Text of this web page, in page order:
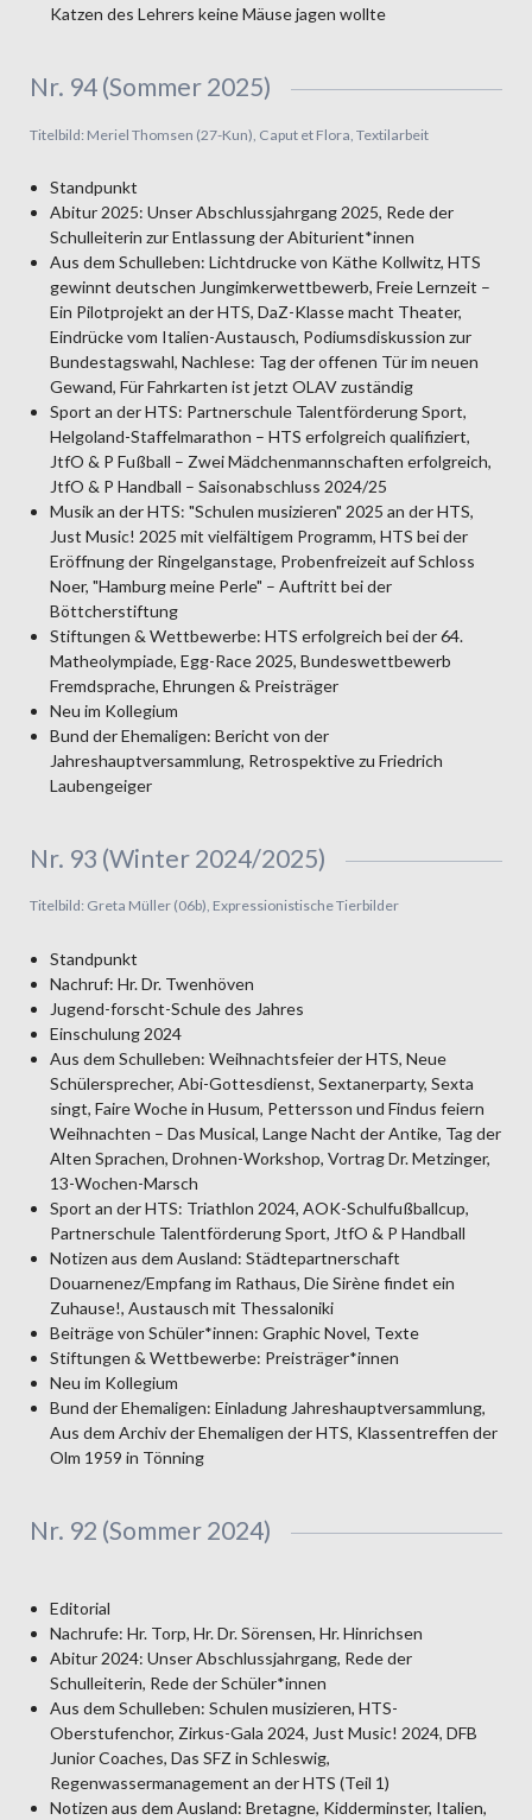
Katzen des Lehrers keine Mäuse jagen wollte
Nr. 94 (Sommer 2025)
Titelbild: Meriel Thomsen (27-Kun), Caput et Flora, Textilarbeit
Standpunkt
Abitur 2025: Unser Abschlussjahrgang 2025, Rede der
Schulleiterin zur Entlassung der Abiturient*innen
Aus dem Schulleben: Lichtdrucke von Käthe Kollwitz, HTS
gewinnt deutschen Jungimkerwettbewerb, Freie Lernzeit –
Ein Pilotprojekt an der HTS, DaZ-Klasse macht Theater,
Eindrücke vom Italien-Austausch, Podiumsdiskussion zur
Bundestagswahl, Nachlese: Tag der offenen Tür im neuen
Gewand, Für Fahrkarten ist jetzt OLAV zuständig
Sport an der HTS: Partnerschule Talentförderung Sport,
Helgoland-Staffelmarathon – HTS erfolgreich qualifiziert,
JtfO & P Fußball – Zwei Mädchenmannschaften erfolgreich,
JtfO & P Handball – Saisonabschluss 2024/25
Musik an der HTS: "Schulen musizieren" 2025 an der HTS,
Just Music! 2025 mit vielfältigem Programm, HTS bei der
Eröffnung der Ringelganstage, Probenfreizeit auf Schloss
Noer, "Hamburg meine Perle" – Auftritt bei der
Böttcherstiftung
Stiftungen & Wettbewerbe: HTS erfolgreich bei der 64.
Matheolympiade, Egg-Race 2025, Bundeswettbewerb
Fremdsprache, Ehrungen & Preisträger
Neu im Kollegium
Bund der Ehemaligen: Bericht von der
Jahreshauptversammlung, Retrospektive zu Friedrich
Laubengeiger
Nr. 93 (Winter 2024/2025)
Titelbild: Greta Müller (06b), Expressionistische Tierbilder
Standpunkt
Nachruf: Hr. Dr. Twenhöven
Jugend-forscht-Schule des Jahres
Einschulung 2024
Aus dem Schulleben: Weihnachtsfeier der HTS, Neue
Schülersprecher, Abi-Gottesdienst, Sextanerparty, Sexta
singt, Faire Woche in Husum, Pettersson und Findus feiern
Weihnachten – Das Musical, Lange Nacht der Antike, Tag der
Alten Sprachen, Drohnen-Workshop, Vortrag Dr. Metzinger,
13-Wochen-Marsch
Sport an der HTS: Triathlon 2024, AOK-Schulfußballcup,
Partnerschule Talentförderung Sport, JtfO & P Handball
Notizen aus dem Ausland: Städtepartnerschaft
Douarnenez/Empfang im Rathaus, Die Sirène findet ein
Zuhause!, Austausch mit Thessaloniki
Beiträge von Schüler*innen: Graphic Novel, Texte
Stiftungen & Wettbewerbe: Preisträger*innen
Neu im Kollegium
Bund der Ehemaligen: Einladung Jahreshauptversammlung,
Aus dem Archiv der Ehemaligen der HTS, Klassentreffen der
Olm 1959 in Tönning
Nr. 92 (Sommer 2024)
Editorial
Nachrufe: Hr. Torp, Hr. Dr. Sörensen, Hr. Hinrichsen
Abitur 2024: Unser Abschlussjahrgang, Rede der
Schulleiterin, Rede der Schüler*innen
Aus dem Schulleben: Schulen musizieren, HTS-
Oberstufenchor, Zirkus-Gala 2024, Just Music! 2024, DFB
Junior Coaches, Das SFZ in Schleswig,
Regenwassermanagement an der HTS (Teil 1)
Notizen aus dem Ausland: Bretagne, Kidderminster, Italien,